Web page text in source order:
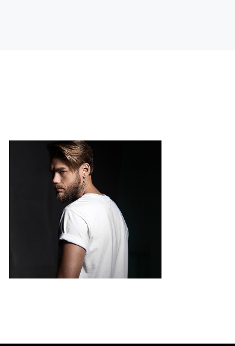
HOMMES
COLORING